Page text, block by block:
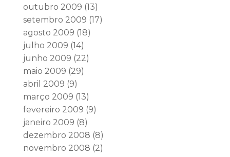
outubro 2009 (13)
setembro 2009 (17)
agosto 2009 (18)
julho 2009 (14)
junho 2009 (22)
maio 2009 (29)
abril 2009 (9)
março 2009 (13)
fevereiro 2009 (9)
janeiro 2009 (8)
dezembro 2008 (8)
novembro 2008 (2)